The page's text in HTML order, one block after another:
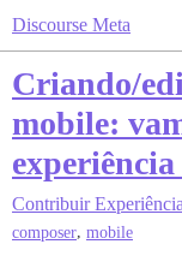
Discourse Meta
Criando/
mobile:
Contribuir
composer, mobile